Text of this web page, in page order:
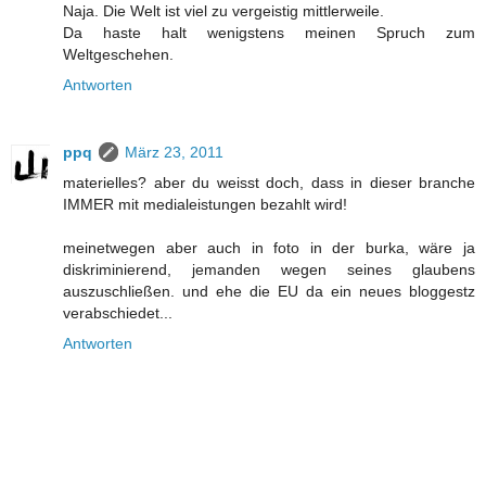
Naja. Die Welt ist viel zu vergeistig mittlerweile.
Da haste halt wenigstens meinen Spruch zum
Weltgeschehen.
Antworten
ppq
März 23, 2011
materielles? aber du weisst doch, dass in dieser branche
IMMER mit medialeistungen bezahlt wird!
meinetwegen aber auch in foto in der burka, wäre ja
diskriminierend, jemanden wegen seines glaubens
auszuschließen. und ehe die EU da ein neues bloggestz
verabschiedet...
Antworten